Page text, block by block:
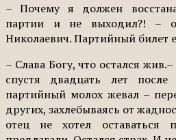
– Почему я должен
партии и не выходил?! –
Николаевич. Партийный билет
– Слава Богу, что остался
спустя двадцать лет
партийный молох жевал –
других, захлебываясь от
отец не хотел оставаться